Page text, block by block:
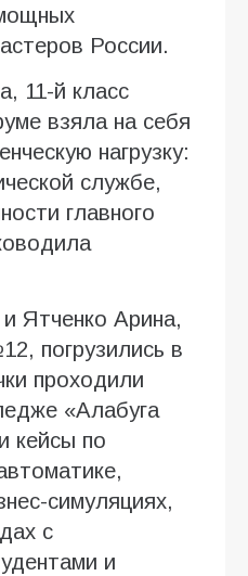
России.
11-й класс
взяла на себя
нагрузку:
службе,
главного
Ятченко Арина,
погрузились в
проходили
«Алабуга
кейсы по
симуляциях,
с
и